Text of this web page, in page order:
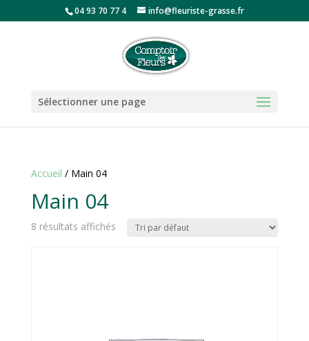
04 93 70 77 4 info@fleuriste-grasse.fr
Sélectionner une page
Accueil / Main 04
Main 04
8 résultats affichés